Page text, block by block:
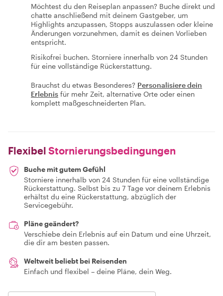
Möchtest du den Reiseplan anpassen? Buche direkt und
chatte anschließend mit deinem Gastgeber, um
Highlights anzupassen, Stopps auszulassen oder kleine
Änderungen vorzunehmen, damit es deinen Vorlieben
entspricht.
Risikofrei buchen. Storniere innerhalb von 24 Stunden
für eine vollständige Rückerstattung.
Brauchst du etwas Besonderes? Personalisiere dein
Erlebnis für mehr Zeit, alternative Orte oder einen
komplett maßgeschneiderten Plan.
Flexibel Stornierungsbedingungen
Buche mit gutem Gefühl
Storniere innerhalb von 24 Stunden für eine vollständige
Rückerstattung. Selbst bis zu 7 Tage vor deinem Erlebnis
erhältst du eine Rückerstattung, abzüglich der
Servicegebühr.
Pläne geändert?
Verschiebe dein Erlebnis auf ein Datum und eine Uhrzeit,
die dir am besten passen.
Weltweit beliebt bei Reisenden
Einfach und flexibel – deine Pläne, dein Weg.